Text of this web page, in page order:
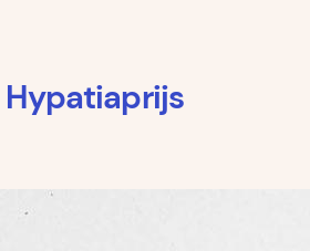
Hypatiaprijs